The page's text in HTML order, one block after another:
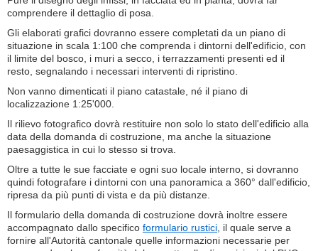
comprendere il dettaglio di posa.
Gli elaborati grafici dovranno essere completati da un piano di
situazione in scala 1:100 che comprenda i dintorni dell'edificio, con
il limite del bosco, i muri a secco, i terrazzamenti presenti ed il
resto, segnalando i necessari interventi di ripristino.
Non vanno dimenticati il piano catastale, né il piano di
localizzazione 1:25'000.
Il rilievo fotografico dovrà restituire non solo lo stato dell'edificio alla
data della domanda di costruzione, ma anche la situazione
paesaggistica in cui lo stesso si trova.
Oltre a tutte le sue facciate e ogni suo locale interno, si dovranno
quindi fotografare i dintorni con una panoramica a 360° dall'edificio,
ripresa da più punti di vista e da più distanze.
Il formulario della domanda di costruzione dovrà inoltre essere
accompagnato dallo specifico formulario rustici , il quale serve a
fornire all'Autorità cantonale quelle informazioni necessarie per